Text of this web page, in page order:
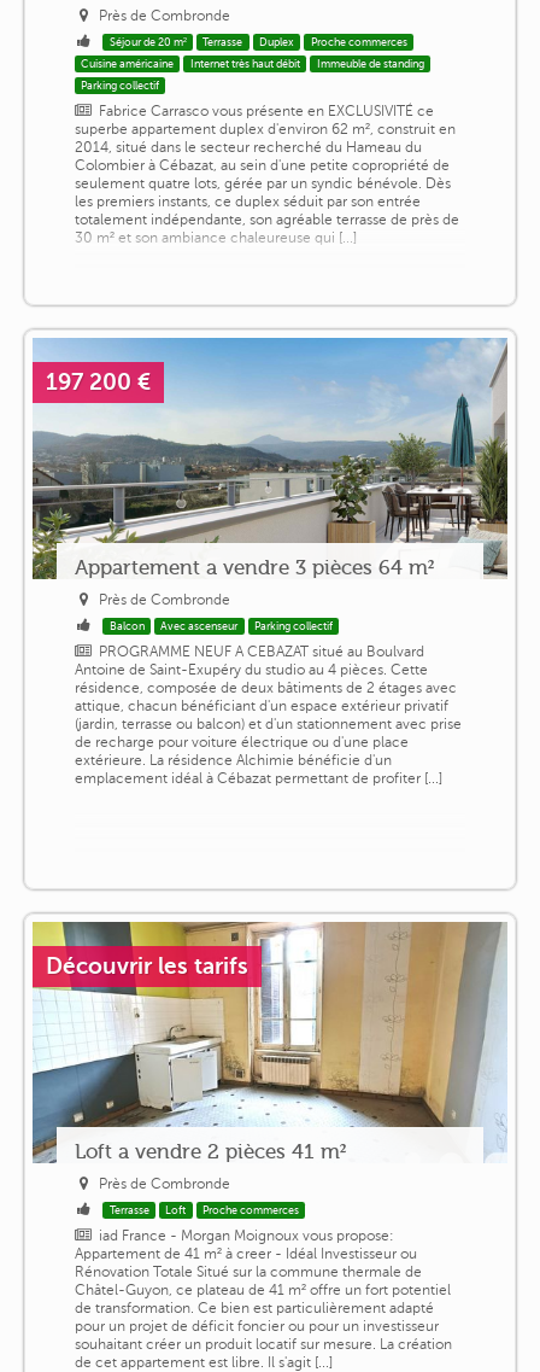
Près de Combronde
Séjour de 20 m² Terrasse Duplex
Proche commerces
Cuisine américaine
Internet très haut débit
Immeuble de standing
Parking collectif
Fabrice Carrasco vous présente en EXCLUSIVITÉ ce
superbe appartement duplex d'environ 62 m², construit en
2014, situé dans le secteur recherché du Hameau du
Colombier à Cébazat, au sein d'une petite copropriété de
seulement quatre lots, gérée par un syndic bénévole. Dès
les premiers instants, ce duplex séduit par son entrée
totalement indépendante, son agréable terrasse de près de
30 m² et son ambiance chaleureuse qui [...]
197 200 €
Appartement a vendre 3 pièces 64 m²
Près de Combronde
Balcon Avec ascenseur Parking collectif
PROGRAMME NEUF A CEBAZAT situé au Boulvard
Antoine de Saint-Exupéry du studio au 4 pièces. Cette
résidence, composée de deux bâtiments de 2 étages avec
attique, chacun bénéficiant d'un espace extérieur privatif
(jardin, terrasse ou balcon) et d'un stationnement avec prise
de recharge pour voiture électrique ou d'une place
extérieure. La résidence Alchimie bénéficie d'un
emplacement idéal à Cébazat permettant de profiter [...]
Découvrir les tarifs
Loft a vendre 2 pièces 41 m²
Près de Combronde
Terrasse Loft Proche commerces
iad France - Morgan Moignoux vous propose:
Appartement de 41 m² à creer - Idéal Investisseur ou
Rénovation Totale Situé sur la commune thermale de
Châtel-Guyon, ce plateau de 41 m² offre un fort potentiel
de transformation. Ce bien est particulièrement adapté
pour un projet de déficit foncier ou pour un investisseur
souhaitant créer un produit locatif sur mesure. La création
de cet appartement est libre. Il s'agit [...]